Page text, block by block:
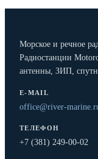
Морское и речное
Радиостанции
антенны, ЗИП,
E-MAIL
office@river-
ТЕЛЕФОН
+7 (381) 249-00-02